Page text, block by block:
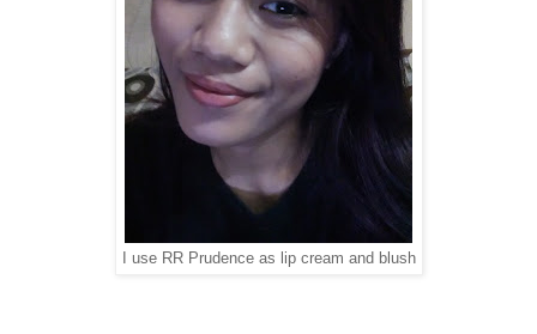
I use RR Prudence as lip cream and blush